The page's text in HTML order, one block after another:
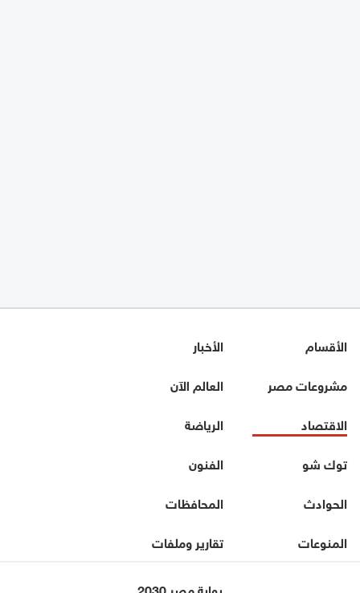
الأقسام
الأخبار
مشروعات مصر
العالم الآن
الاقتصاد
الرياضة
توك شو
الفنون
الحوادث
المحافظات
المنوعات
تقارير وملفات